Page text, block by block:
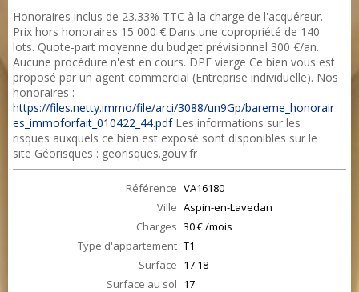
Honoraires inclus de 23.33% TTC à la charge de l'acquéreur.
Prix hors honoraires 15 000 €.Dans une copropriété de 140
lots. Quote-part moyenne du budget prévisionnel 300 €/an.
Aucune procédure n'est en cours. DPE vierge Ce bien vous est
proposé par un agent commercial (Entreprise individuelle). Nos
honoraires :
https://files.netty.immo/file/arci/3088/un9Gp/bareme_honorair
es_immoforfait_010422_44.pdfLes informations sur les
risques auxquels ce bien est exposé sont disponibles sur le
site Géorisques : georisques.gouv.fr
Référence VA16180
Ville Aspin-en-Lavedan
Charges 30 € /mois
Type d'appartement T1
Surface 17.18
Surface au sol 17